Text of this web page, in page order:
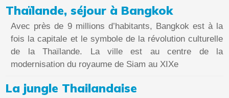
Thaïlande, séjour à Bangkok
Avec près de 9 millions d’habitants, Bangkok est à la
fois la capitale et le symbole de la révolution culturelle
de la Thaïlande. La ville est au centre de la
modernisation du royaume de Siam au XIXe
La jungle Thailandaise